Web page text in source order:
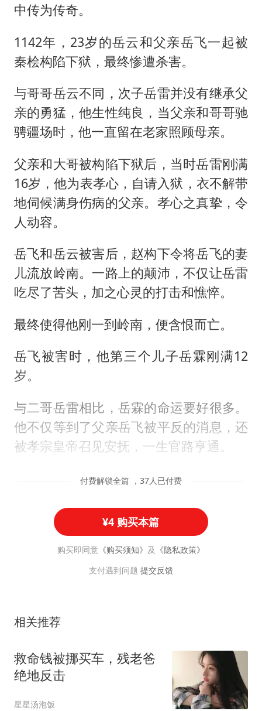
中传为传奇。
1142年，23岁的岳云和父亲岳飞一起被
秦桧构陷下狱，最终惨遭杀害。
与哥哥岳云不同，次子岳雷并没有继承父
亲的勇猛，他生性纯良，当父亲和哥哥驰
骋疆场时，他一直留在老家照顾母亲。
父亲和大哥被构陷下狱后，当时岳雷刚满
16岁，他为表孝心，自请入狱，衣不解带
地伺候满身伤病的父亲。孝心之真挚，令
人动容。
岳飞和岳云被害后，赵构下令将岳飞的妻
儿流放岭南。一路上的颠沛，不仅让岳雷
吃尽了苦头，加之心灵的打击和憔悴。
最终使得他刚一到岭南，便含恨而亡。
岳飞被害时，他第三个儿子岳霖刚满12
岁。
与二哥岳雷相比，岳霖的命运要好很多。
他不仅等到了父亲岳飞被平反的消息，还
被孝宗皇帝召见安抚，一生官路亨通。
付费解锁全篇 ，37人已付费
¥4 购买本篇
购买即同意 《购买须知》 及 《隐私政策》
支付遇到问题 提交反馈
相关推荐
救命钱被挪买车，残老爸
绝地反击
星星汤泡饭